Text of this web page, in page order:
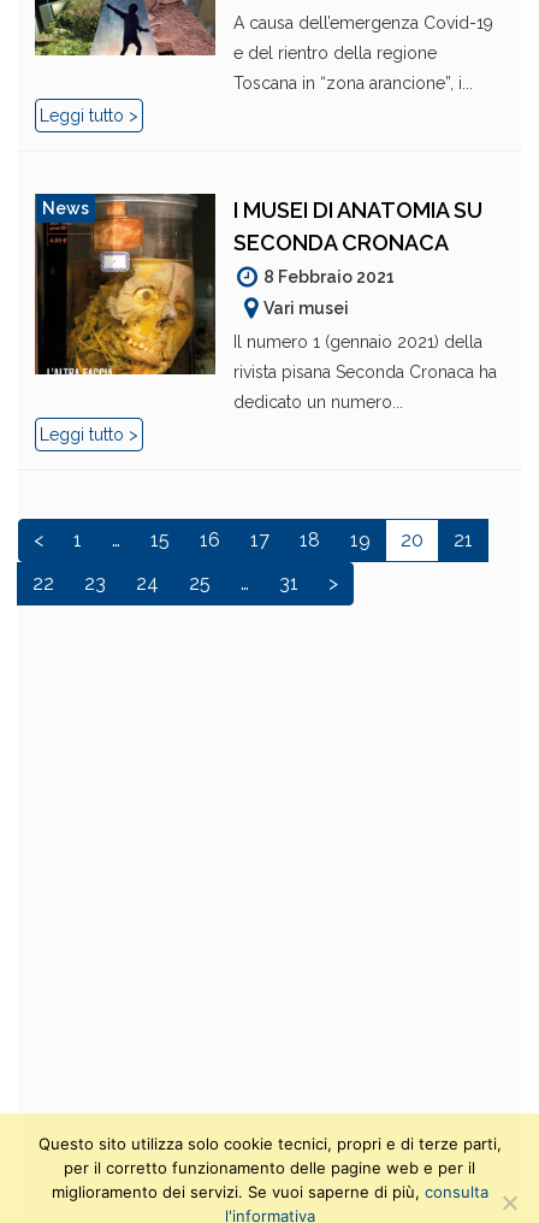
A causa dell’emergenza Covid-19
e del rientro della regione
Toscana in “zona arancione”, i...
Leggi tutto >
News
I MUSEI DI ANATOMIA SU
SECONDA CRONACA
8 Febbraio 2021
Vari musei
Il numero 1 (gennaio 2021) della
rivista pisana Seconda Cronaca ha
dedicato un numero...
Leggi tutto >
< 1 … 15 16 17 18 19 20
21
22
23 24 25 … 31 >
Questo sito utilizza solo cookie tecnici, propri e di terze parti,
per il corretto funzionamento delle pagine web e per il
miglioramento dei servizi. Se vuoi saperne di più, consulta
l'informativa